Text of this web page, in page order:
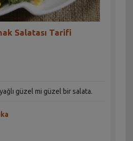
Salatası Tarifi
güzel mi güzel bir salata.